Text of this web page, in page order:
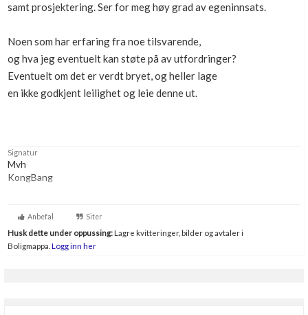
samt prosjektering. Ser for meg høy grad av egeninnsats.
Noen som har erfaring fra noe tilsvarende,
og hva jeg eventuelt kan støte på av utfordringer?
Eventuelt om det er verdt bryet, og heller lage
en ikke godkjent leilighet og leie denne ut.
Signatur
Mvh
KongBang
Snart takstmann =)
Anbefal Siter
Husk dette under oppussing:Lagre kvitteringer, bilder og avtaler i
Boligmappa. Logg inn her